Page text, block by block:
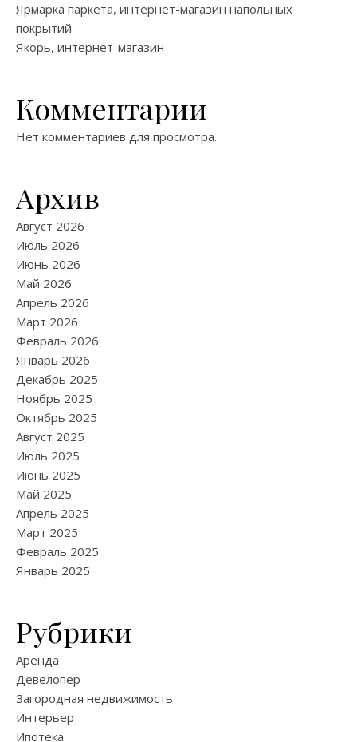
Ярмарка паркета, интернет-магазин напольных
покрытий
Якорь, интернет-магазин
Комментарии
Нет комментариев для просмотра.
Архив
Август 2026
Июль 2026
Июнь 2026
Май 2026
Апрель 2026
Март 2026
Февраль 2026
Январь 2026
Декабрь 2025
Ноябрь 2025
Октябрь 2025
Август 2025
Июль 2025
Июнь 2025
Май 2025
Апрель 2025
Март 2025
Февраль 2025
Январь 2025
Рубрики
Аренда
Девелопер
Загородная недвижимость
Интерьер
Ипотека